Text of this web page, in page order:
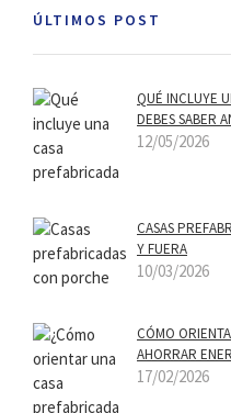
ÚLTIMOS POST
QUÉ INCLUYE
DEBES SABER
12/05/2026
CASAS
Y FUERA
10/03/2026
CÓMO
AHORRAR
17/02/2026